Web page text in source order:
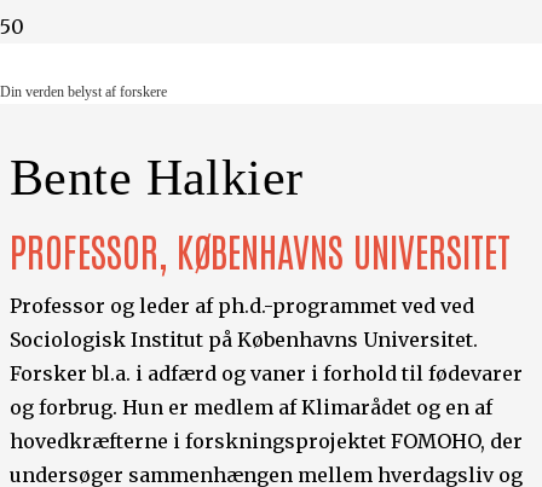
Din verden belyst af forskere
Bente Halkier
PROFESSOR, KØBENHAVNS UNIVERSITET
Professor og leder af ph.d.-programmet ved ved
Sociologisk Institut på Københavns Universitet.
Forsker bl.a. i adfærd og vaner i forhold til fødevarer
og forbrug. Hun er medlem af Klimarådet og en af
hovedkræfterne i forskningsprojektet FOMOHO, der
undersøger sammenhængen mellem hverdagsliv og